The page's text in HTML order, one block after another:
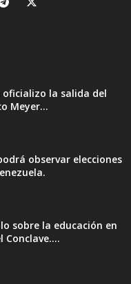
oficializo la salida del
Meyer...
observar elecciones
sobre la educación en
Conclave....